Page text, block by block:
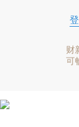
财
可